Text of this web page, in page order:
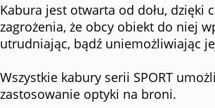
Kabura jest otwarta od dołu, dzięki
zagrożenia, że obcy obiekt do niej
utrudniając, bądź uniemożliwiając
Wszystkie kabury serii SPORT
zastosowanie optyki na broni.